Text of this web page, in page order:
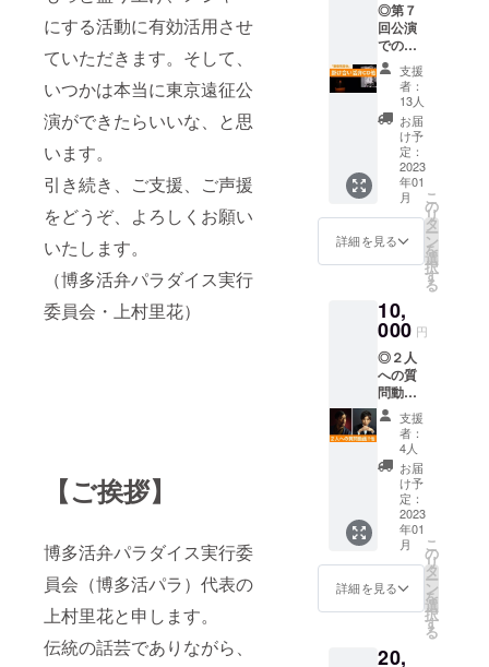
にする活動に有効活用させ
ていただきます。そして、
いつかは本当に東京遠征公
演ができたらいいな、と思
います。
引き続き、ご支援、ご声援
をどうぞ、よろしくお願い
いたします。
（博多活弁パラダイス実行
委員会・上村里花）
【ご挨拶】
博多活弁パラダイス実行委
員会（博多活パラ）代表の
上村里花と申します。
伝統の話芸でありながら、
ルや主
催者あ
いさつ
などを
記載し
たパン
フレッ
トの今
公演分
を郵送
でお届
けしま
公演の
記念
来られ
ない方
は、
行った
つもり
で公演
の様子
を想像
してい
ただく
よすが
にどう
ぞ。 ※※
本制作
物の著
関して
は、製
村）が
ト（報
告書の
作成は
主催
者）
※レポー
トは主
催者が
作成。
当日の
リハや
公演の
模様、
お二人
真も織
り交ぜ
ながら
報告し
ます。A
４サイ
ズ数
ページ
（予
定）の
冊子に
まと
め、郵
送いた
しま
・当日
のパン
※A4二
はニュ
アンス
の違い
など生
じるこ
とがご
ざいま
すの
で、ご
了 承
くださ
い。サ
イズは
男女兼
シャツ
は、
United
Arhleの
5001-
01とな
りま
す。
※※チラ
シデザ
インに
ちな
み、
バーガ
ディー
（赤）
ディゴ
◎第７
回公演
での
「豪傑
児雷
也」の
２人の
声色掛
け合い
活弁の
音源を
CD化
※ＣＤは
ＣＤ－
Ｒに収
録した
郵送で
お届け
しま
す。映
像は付
きませ
ん。
※※かつ
て無声
映画全
盛期に
は、人
気弁士
の活弁
のハイ
ライト
を集め
されて
支援
者：
13人
お届
け予
定：
2023
年01
月
詳細を見る
こ
の
リ
タ
ー
ン
を
選
択
す
る
10,
000 円
◎２人
への質
問動画
（動画
を視聴
できる
URLを
送りま
す） ※
メール
にて視
聴でき
るURL
を送り
ます。
視聴期
本的に
支援
者：
4人
お届
け予
定：
2023
年01
月
詳細を見る
こ
の
リ
タ
ー
ン
を
選
択
す
る
20,